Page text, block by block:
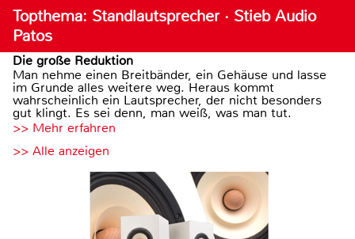
Topthema: Standlautsprecher · Stieb Audio
Patos
Die große Reduktion
Man nehme einen Breitbänder, ein Gehäuse und lasse
im Grunde alles weitere weg. Heraus kommt
wahrscheinlich ein Lautsprecher, der nicht besonders
gut klingt. Es sei denn, man weiß, was man tut.
>> Mehr erfahren
>> Alle anzeigen